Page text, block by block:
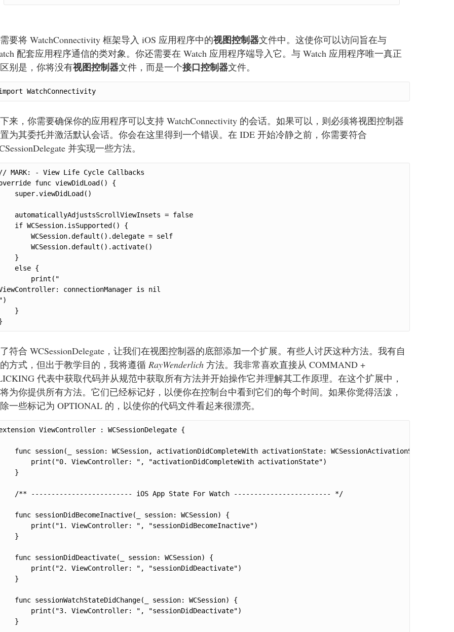
要将 WatchConnectivity 框架导入 iOS 应用程序中的视图控制器文件中。这使你可以访问旨在与
配套应用程序通信的类对象。你还需要在 Watch 应用程序端导入它。与 Watch 应用程序唯一真正
别是，你将没有视图控制器文件，而是一个接口控制器文件。
WatchConnectivity
来，你需要确保你的应用程序可以支持 WatchConnectivity 的会话。如果可以，则必须将视图控制器
为其委托并激活默认会话。你会在这里得到一个错误。在 IDE 开始冷静之前，你需要符合
并实现一些方法。
// MARK: - View Life Cycle Callbacks
func viewDidLoad() {
super.viewDidLoad()
automaticallyAdjustsScrollViewInsets = false
if WCSession.isSupported() {
WCSession.default().delegate = self
WCSession.default().activate()
}
else {
print("
connectionManager is nil
")
}
符合 WCSessionDelegate，让我们在视图控制器的底部添加一个扩展。有些人讨厌这种方法。我有自
方式，但出于教学目的，我将遵循 RayWenderlich方法。我非常喜欢直接从 COMMAND +
代表中获取代码并从规范中获取所有方法并开始操作它并理解其工作原理。在这个扩展中，
为你提供所有方法。它们已经标记好，以便你在控制台中看到它们的每个时间。如果你觉得活泼，
一些标记为 OPTIONAL 的，以使你的代码文件看起来很漂亮。
ViewController : WCSessionDelegate {
func session(_ session: WCSession, activationDidCompleteWith activationState: WCSessionActivationState,
print("0. ViewController: ", "activationDidCompleteWith activationState")
}
/** ------------------------- iOS App State For Watch ------------------------ */
func sessionDidBecomeInactive(_ session: WCSession) {
print("1. ViewController: ", "sessionDidBecomeInactive")
}
func sessionDidDeactivate(_ session: WCSession) {
print("2. ViewController: ", "sessionDidDeactivate")
}
func sessionWatchStateDidChange(_ session: WCSession) {
print("3. ViewController: ", "sessionDidDeactivate")
}